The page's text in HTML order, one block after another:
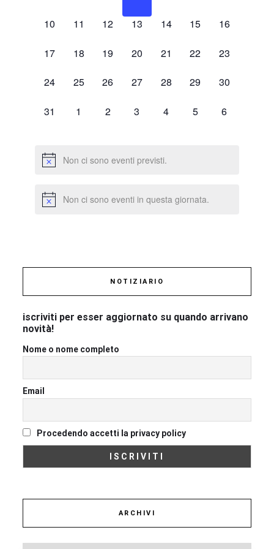
0
10
0
11
0
12
0
13
0
14
0
15
0
16
0
17
0
18
0
19
0
20
0
21
0
22
0
23
0
24
0
25
0
26
0
27
0
28
0
29
0
30
0
31
0
1
0
2
0
3
0
4
0
5
0
6
Non ci sono eventi previsti.
Non ci sono eventi in questa giornata.
NOTIZIARIO
iscriviti per esser aggiornato su quando arrivano
novità!
Nome o nome completo
Email
Procedendo accetti la privacy policy
ARCHIVI